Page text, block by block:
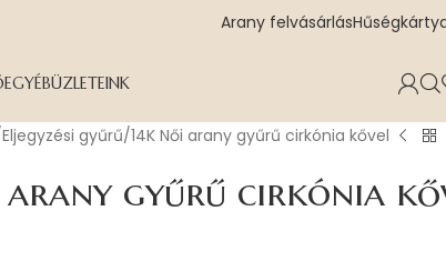
Arany felvásárlás
EGYÉBÜZLETEINK
Eljegyzési gyűrű 14K Női arany gyűrű cirkónia kővel
arany gyűrű cirkónia